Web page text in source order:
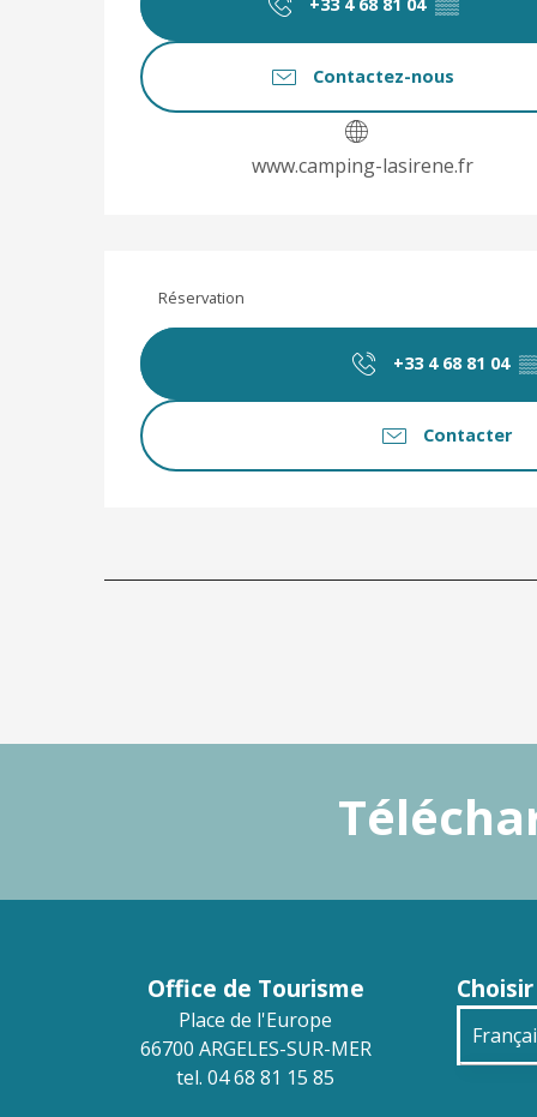
Contactez-nous
www.camping-lasirene.fr
Réservation
+33 4 68 81 04
Contacter
Office de Tourisme
Place de l'Europe
66700 ARGELES-SUR-MER
tel. 04 68 81 15 85